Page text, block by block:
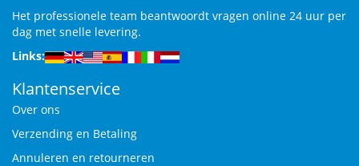
Het professionele team beantwoordt vragen online 24 uur per
dag met snelle levering.
Links:
Klantenservice
Over ons
Verzending en Betaling
Annuleren en retourneren